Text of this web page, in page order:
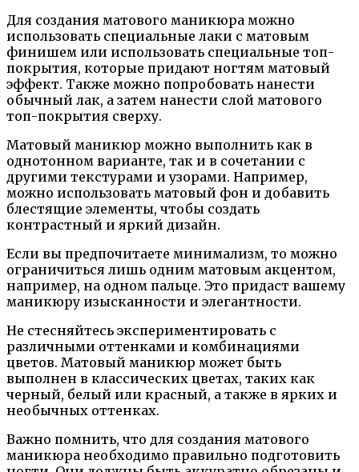
Для создания матового маникюра можно
использовать специальные лаки с матовым
финишем или использовать специальные топ-
покрытия, которые придают ногтям матовый
эффект. Также можно попробовать нанести
обычный лак, а затем нанести слой матового
топ-покрытия сверху.
Матовый маникюр можно выполнить как в
однотонном варианте, так и в сочетании с
другими текстурами и узорами. Например,
можно использовать матовый фон и добавить
блестящие элементы, чтобы создать
контрастный и яркий дизайн.
Если вы предпочитаете минимализм, то можно
ограничиться лишь одним матовым акцентом,
например, на одном пальце. Это придаст вашему
маникюру изысканности и элегантности.
Не стесняйтесь экспериментировать с
различными оттенками и комбинациями
цветов. Матовый маникюр может быть
выполнен в классических цветах, таких как
черный, белый или красный, а также в ярких и
необычных оттенках.
Важно помнить, что для создания матового
маникюра необходимо правильно подготовить